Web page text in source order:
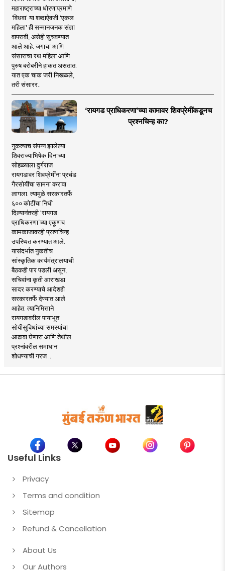
महाराष्ट्राच्या धोरणाप्रमाणे
'विधवा' या शब्दाऐवजी 'एकल
महिला' ही सन्मानजनक संज्ञा
वापरावी, असेही सुचवण्यात
आले आहे. जगाचा आणि
संसाराचा रथ महिला आणि
पुरुष बरोबरीने हाकत असतात.
यात एक चाक जरी निखळले,
तरी संसारर..
‘रायगड प्राधिकरणा’च्या कामावर शिवप्रेमींकडूनच
प्रश्नचिन्ह का?
नुकत्याच संपन्न झालेल्या
शिवराज्याभिषेक दिनाच्या
सोहळ्याला दुर्गराज
रायगडावर शिवप्रेमींना प्रचंड
गैरसोयींचा सामना करावा
लागला. त्यामुळे सरकारतर्फे
६०० कोटींचा निधी
दिल्यानंतरही ‘रायगड
प्राधिकरणा’च्या एकूणच
कामकाजावरही प्रश्नचिन्ह
उपस्थित करण्यात आले.
यासंदर्भात नुकतीच
सांस्कृतिक कार्यमंत्रालयाची
बैठकही पार पडली असून,
सचिवांना कृती आराखडा
सादर करण्याचे आदेशही
सरकारतर्फे देण्यात आले
आहेत. त्यानिमित्ताने
रायगडावरील पायाभूत
सोयीसुविधांच्या समस्यांचा
आढावा घेणारा आणि तेथील
प्रश्नांवरील समाधान
शोधण्याची गरज ..
Useful Links
Privacy
Terms and condition
Sitemap
Refund & Cancellation
About Us
Our Authors